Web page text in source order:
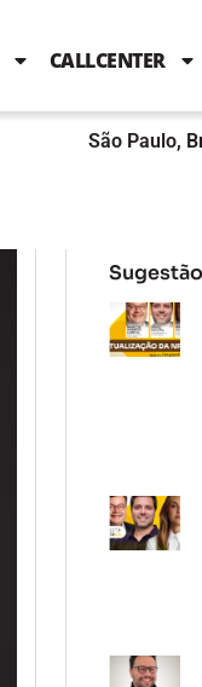
CALLCENTER
São Paulo,